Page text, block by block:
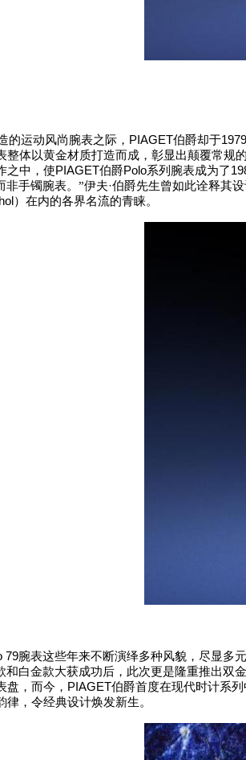
的运动风尚腕表之际， PIAGET伯爵却于1979
整体以黄金材质打造而成，彰显出颠覆常
之中，使PIAGET伯爵Polo系列腕表成为了
手镯腕表。 ”伊夫·伯爵先生曾如此诠释其
）在内的各界名流的青睐。
79腕表这些年来不断演绎多种风貌，尽显多
和白金款大获成功后，此次更是隆重推出双
盘，而今， PIAGET伯爵首度在现代时计系
，令经典设计焕发新生。